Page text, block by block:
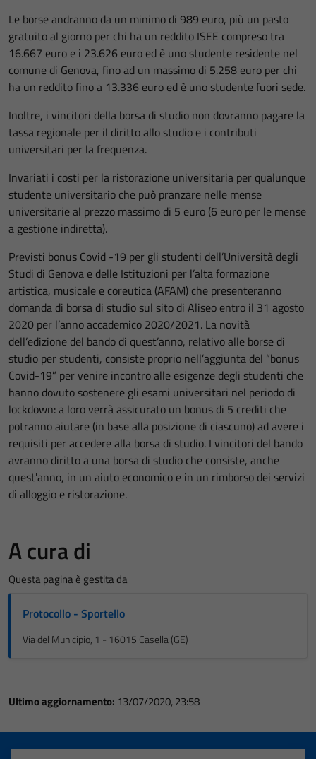
Le borse andranno da un minimo di 989 euro, più un pasto
gratuito al giorno per chi ha un reddito ISEE compreso tra
16.667 euro e i 23.626 euro ed è uno studente residente nel
comune di Genova, fino ad un massimo di 5.258 euro per chi
ha un reddito fino a 13.336 euro ed è uno studente fuori sede.
Inoltre, i vincitori della borsa di studio non dovranno pagare la
tassa regionale per il diritto allo studio e i contributi
universitari per la frequenza.
Invariati i costi per la ristorazione universitaria per qualunque
studente universitario che può pranzare nelle mense
universitarie al prezzo massimo di 5 euro (6 euro per le mense
a gestione indiretta).
Previsti bonus Covid -19 per gli studenti dell’Università degli
Studi di Genova e delle Istituzioni per l’alta formazione
artistica, musicale e coreutica (AFAM) che presenteranno
domanda di borsa di studio sul sito di Aliseo entro il 31 agosto
2020 per l’anno accademico 2020/2021. La novità
dell’edizione del bando di quest’anno, relativo alle borse di
studio per studenti, consiste proprio nell’aggiunta del “bonus
Covid-19” per venire incontro alle esigenze degli studenti che
hanno dovuto sostenere gli esami universitari nel periodo di
lockdown: a loro verrà assicurato un bonus di 5 crediti che
potranno aiutare (in base alla posizione di ciascuno) ad avere i
requisiti per accedere alla borsa di studio. I vincitori del bando
avranno diritto a una borsa di studio che consiste, anche
quest'anno, in un aiuto economico e in un rimborso dei servizi
di alloggio e ristorazione.
A cura di
Questa pagina è gestita da
Protocollo - Sportello
Via del Municipio, 1 - 16015 Casella (GE)
Ultimo aggiornamento: 13/07/2020, 23:58